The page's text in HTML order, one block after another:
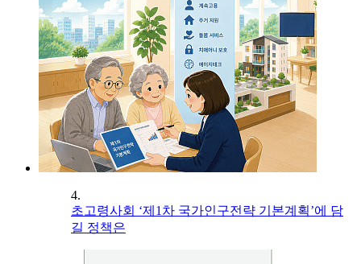
4.
초고령사회 ‘제1차 국가인구전략 기본계획’에 담
길 정책은